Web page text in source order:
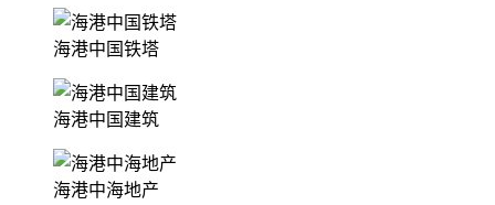
海港中国铁塔
海港中国建筑
海港中海地产